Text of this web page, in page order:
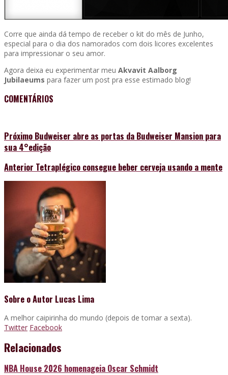
Corre que ainda dá tempo de receber o kit do mês de Junho,
especial para o dia dos namorados com dois licores excelentes
para impressionar o seu amor.
Agora deixa eu experimentar meu Akvavit Aalborg
Jubilaeums para fazer um post pra esse estimado blog!
COMENTÁRIOS
Próximo Budweiser abre as portas da Budweiser Mansion para
sua 4°edição
Anterior Tetraplégico consegue beber cerveja usando a mente
Sobre o Autor Lucas Lima
A melhor caipirinha do mundo (depois de tomar a sexta).
Twitter Facebook
Relacionados
NBA House 2026 homenageia Oscar Schmidt